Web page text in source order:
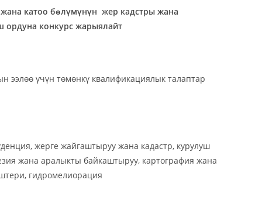
катоо бɵлүмүнүн жер кадстры жана
ордуна конкурс жарыялайт
ээлөө үчүн төмөнкү квалификациялык талаптар
жерге жайгаштыруу жана кадастр, курулуш
жана аралыкты байкаштыруу, картография жана
гидромелиорация